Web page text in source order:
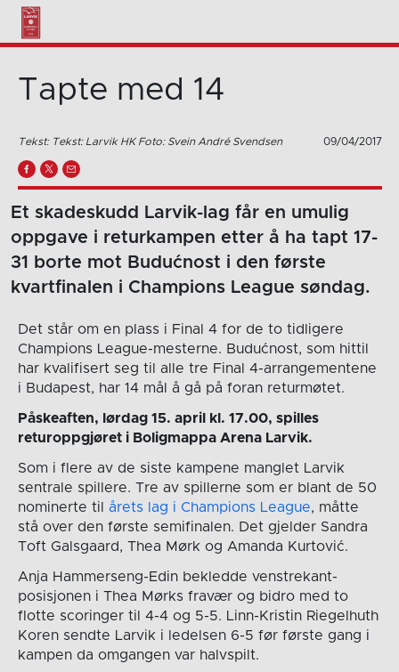
Tapte med 14
Tekst: Tekst: Larvik HK Foto: Svein André Svendsen 09/04/2017
Et skadeskudd Larvik-lag får en umulig
oppgave i returkampen etter å ha tapt 17-
31 borte mot Budućnost i den første
kvartfinalen i Champions League søndag.
Det står om en plass i Final 4 for de to tidligere
Champions League-mesterne. Budućnost, som hittil
har kvalifisert seg til alle tre Final 4-arrangementene
i Budapest, har 14 mål å gå på foran returmøtet.
Påskeaften, lørdag 15. april kl. 17.00, spilles
returoppgjøret i Boligmappa Arena Larvik.
Som i flere av de siste kampene manglet Larvik
sentrale spillere. Tre av spillerne som er blant de 50
nominerte til årets lag i Champions League, måtte
stå over den første semifinalen. Det gjelder Sandra
Toft Galsgaard, Thea Mørk og Amanda Kurtović.
Anja Hammerseng-Edin bekledde venstrekant-
posisjonen i Thea Mørks fravær og bidro med to
flotte scoringer til 4-4 og 5-5. Linn-Kristin Riegelhuth
Koren sendte Larvik i ledelsen 6-5 før første gang i
kampen da omgangen var halvspilt.